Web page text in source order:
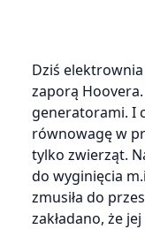
Dziś
zaporą
generatorami. I
równowagę w
tylko zwierząt.
do wyginięcia
zmusiła do
zakładano, że